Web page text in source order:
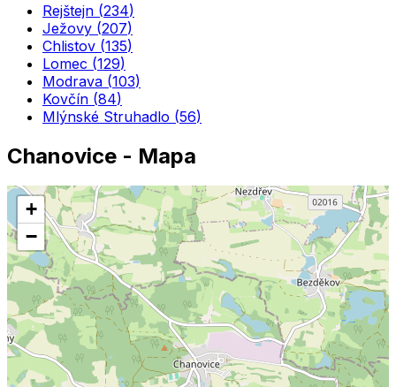
Rejštejn (234)
Ježovy (207)
Chlistov (135)
Lomec (129)
Modrava (103)
Kovčín (84)
Mlýnské Struhadlo (56)
Chanovice - Mapa
+
−